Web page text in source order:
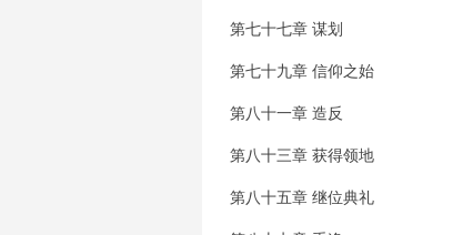
第七十七章 谋划
第七十九章 信仰之始
第八十一章 造反
第八十三章 获得领地
第八十五章 继位典礼